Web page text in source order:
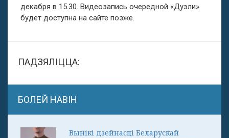
декабря в 15.30. Видеозапись очередной «Дуэли»
будет доступна на сайте позже.
ПАДЗЯЛІЦЦА:
БОЛЕЙ НАВІН
Вынікі дзейнасці Беларускай